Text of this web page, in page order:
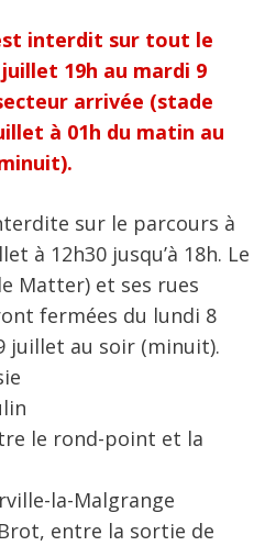
interdit sur tout le
19h au mardi 9
arrivée (stade
à 01h du matin au
sur le parcours à
à 12h30 jusqu’à 18h. Le
Matter) et ses rues
fermées du lundi 8
juillet au soir (minuit).
le rond-point et la
la-Malgrange
entre la sortie de